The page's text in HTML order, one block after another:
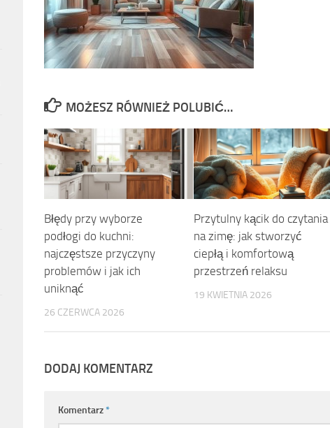
MOŻESZ RÓWNIEŻ POLUBIĆ…
Błędy przy wyborze
podłogi do kuchni:
najczęstsze przyczyny
problemów i jak ich
uniknąć
26 CZERWCA 2026
Przytulny kącik do czytania
na zimę: jak stworzyć
ciepłą i komfortową
przestrzeń relaksu
19 KWIETNIA 2026
DODAJ KOMENTARZ
Komentarz*